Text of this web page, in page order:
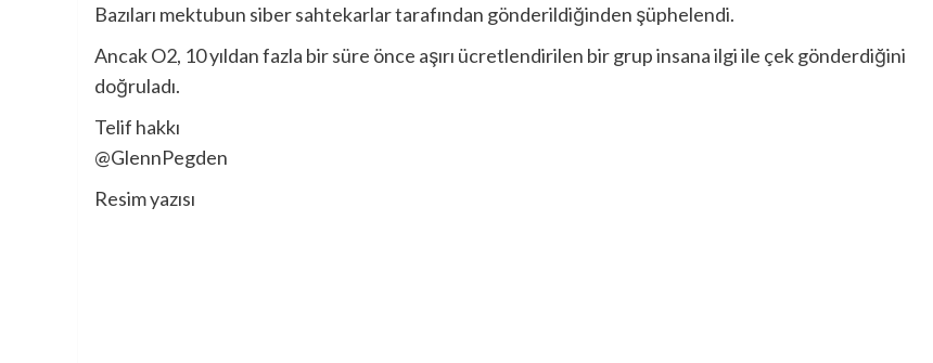
Bazıları mektubun siber sahtekarlar tarafından gönderildiğinden şüphelendi.
Ancak O2, 10 yıldan fazla bir süre önce aşırı ücretlendirilen bir grup insana ilgi ile çek gönderdiğini
doğruladı.
Telif hakkı
@GlennPegden
Resim yazısı